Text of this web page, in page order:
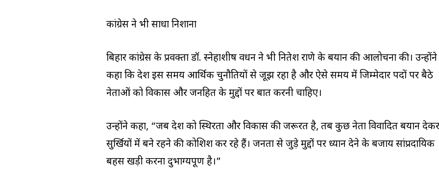
कांग्रेस ने भी साधा निशाना
बिहार कांग्रेस के प्रवक्ता डॉ. स्नेहाशीष वर्धन ने भी नितेश राणे के बयान की आलोचना की। उन्होंने
कहा कि देश इस समय आर्थिक चुनौतियों से जूझ रहा है और ऐसे समय में जिम्मेदार पदों पर बैठे
नेताओं को विकास और जनहित के मुद्दों पर बात करनी चाहिए।
उन्होंने कहा, “जब देश को स्थिरता और विकास की जरूरत है, तब कुछ नेता विवादित बयान देकर
सुर्खियों में बने रहने की कोशिश कर रहे हैं। जनता से जुड़े मुद्दों पर ध्यान देने के बजाय सांप्रदायिक
बहस खड़ी करना दुर्भाग्यपूर्ण है।”